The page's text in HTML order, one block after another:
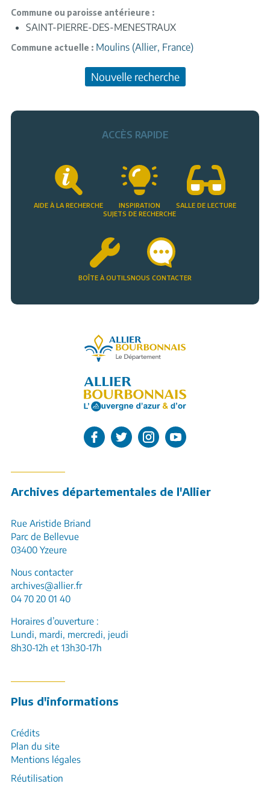
Commune ou paroisse antérieure
SAINT-PIERRE-DES-MENESTRAUX
Commune actuelle Moulins (Allier, France)
Nouvelle recherche
ACCÈS RAPIDE
AIDE À LA RECHERCHE
INSPIRATION
SUJETS DE RECHERCHE
SALLE DE LECTURE
BOÎTE À OUTILSNOUS CONTACTER
Allier, le département
L'Allier sur Facebook
L'Allier sur Twitter
L'Allier sur Instagram
L'Allier sur Youtube
Archives départementales de l'Allier
Rue Aristide Briand
Parc de Bellevue
03400 Yzeure
Nous contacter
archives@allier.fr
04 70 20 01 40
Horaires d’ouverture :
Lundi, mardi, mercredi, jeudi
8h30-12h et 13h30-17h
Plus d'informations
Crédits
Plan du site
Mentions légales
Réutilisation